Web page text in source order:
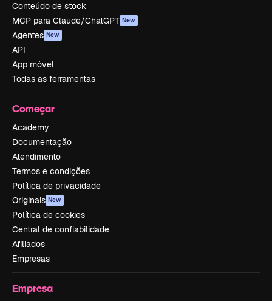
Conteúdo de stock
MCP para Claude/ChatGPT New
Agentes New
API
App móvel
Todas as ferramentas
Começar
Academy
Documentação
Atendimento
Termos e condições
Política de privacidade
Originais New
Política de cookies
Central de confiabilidade
Afiliados
Empresas
Empresa